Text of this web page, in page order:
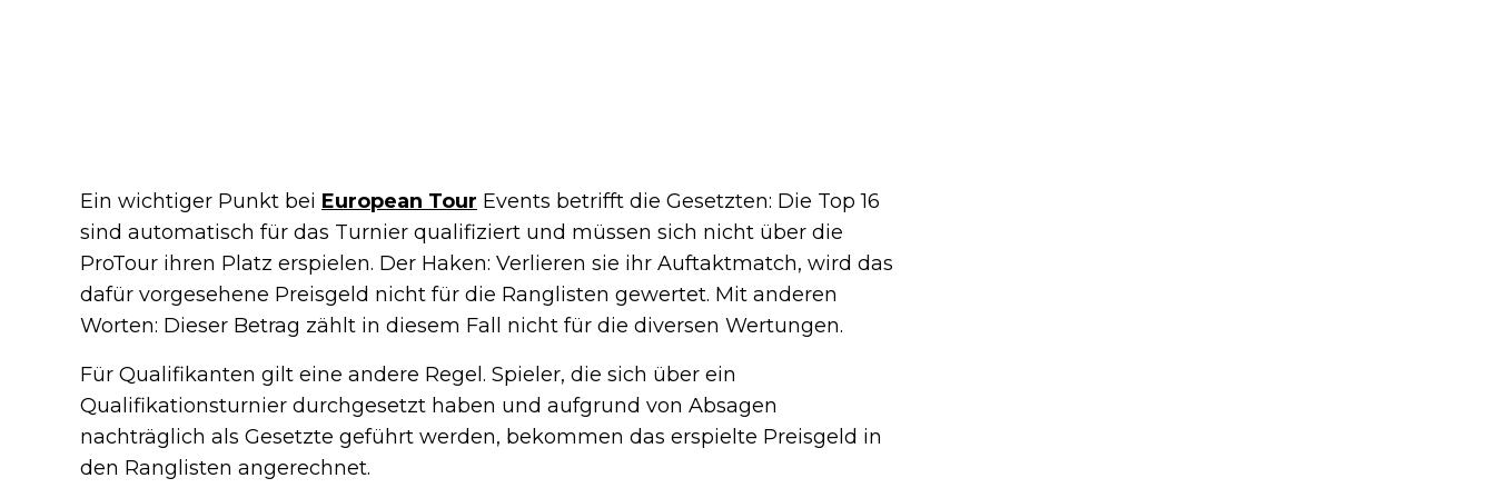
Ein wichtiger Punkt bei European Tour Events betrifft die Gesetzten: Die Top 16
sind automatisch für das Turnier qualifiziert und müssen sich nicht über die
ProTour ihren Platz erspielen. Der Haken: Verlieren sie ihr Auftaktmatch, wird das
dafür vorgesehene Preisgeld nicht für die Ranglisten gewertet. Mit anderen
Worten: Dieser Betrag zählt in diesem Fall nicht für die diversen Wertungen.
Für Qualifikanten gilt eine andere Regel. Spieler, die sich über ein
Qualifikationsturnier durchgesetzt haben und aufgrund von Absagen
nachträglich als Gesetzte geführt werden, bekommen das erspielte Preisgeld in
den Ranglisten angerechnet.